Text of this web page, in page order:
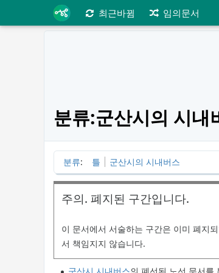
최근바뀜 임의문서
분류:군산시의 시내
분류: 틀 군산시의 시내버스
주의. 폐지된 구간입니다.
이 문서에서 서술하는 구간은 이미 폐지
서 책임지지 않습니다.